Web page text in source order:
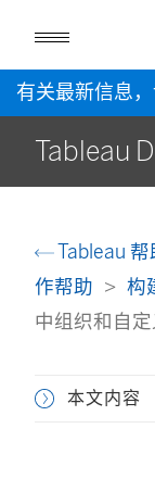
有关最新信息
Tableau
Tableau 帮
作帮助
构
中组织和自
本文内容